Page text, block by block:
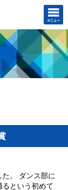
。 ダンス部に
という初めて